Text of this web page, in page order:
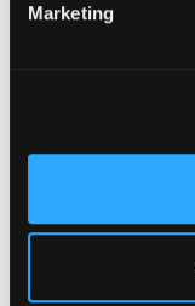
Marketing